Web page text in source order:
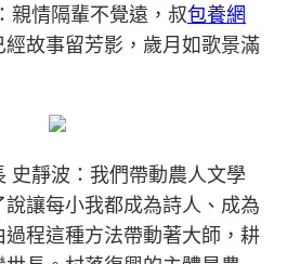
親情隔輩不覺遠，叔包養網
故事留芳影，歲月如歌景滿
史靜波：我們帶動農人文學
讓每小我都成為詩人、成為
程這種方法帶動著大師，耕